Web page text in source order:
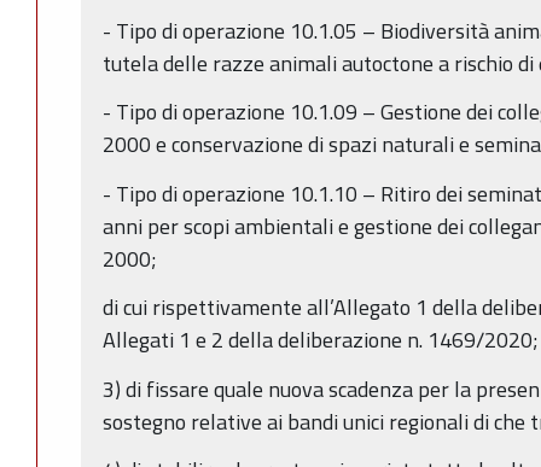
- Tipo di operazione 10.1.05 – Biodiversità
tutela delle razze animali autoctone a rischio di
- Tipo di operazione 10.1.09 – Gestione dei
2000 e conservazione di spazi naturali e
- Tipo di operazione 10.1.10 – Ritiro dei
anni per scopi ambientali e gestione dei
2000;
di cui rispettivamente all’Allegato 1 della
Allegati 1 e 2 della deliberazione n. 1469/2020;
3) di fissare quale nuova scadenza per la
sostegno relative ai bandi unici regionali di